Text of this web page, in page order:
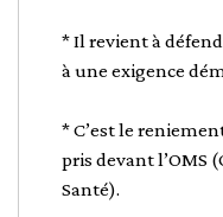
* Il revient à
à une exigence
* C’est le
pris devant l’OMS
Santé).